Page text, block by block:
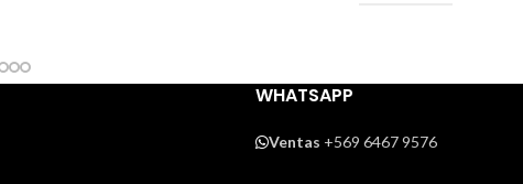
WHATSAPP
Ventas +569 6467 9576